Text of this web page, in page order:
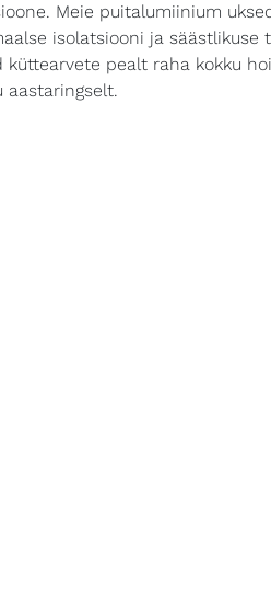
Meie puitalumiinium
isolatsiooni ja säästlikuse
küttearvete pealt raha kokku
aastaringselt.